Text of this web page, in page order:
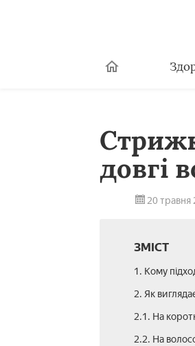
довгі
20 травня
ЗМІСТ
1. Кому
2. Як
2.1. На
2.2. На